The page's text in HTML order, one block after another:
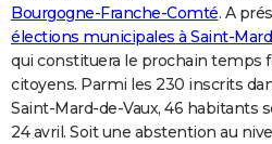
Bourgogne-Franche-Comté. A
élections municipales à Saint-
qui constituera le prochain temps
citoyens. Parmi les 230 inscrits
Saint-Mard-de-Vaux, 46 habitants
24 avril. Soit une abstention au